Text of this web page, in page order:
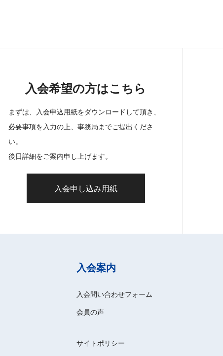
入会希望の方はこちら
まずは、入会申込用紙をダウンロードして頂き、
必要事項を入力の上、事務局までご提出くださ
い。
後日詳細をご案内申し上げます。
入会申し込み用紙
入会案内
入会問い合わせフォーム
会員の声
サイトポリシー